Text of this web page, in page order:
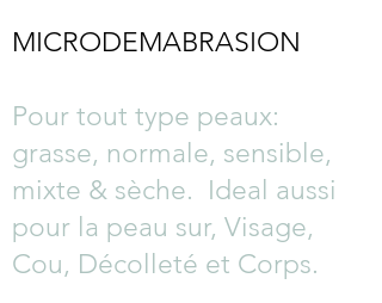
MICRODEMABRASION
Pour tout type peaux:
grasse, normale, sensible,
mixte & sèche. Ideal aussi
pour la peau sur, Visage,
Cou, Décolleté et Corps.